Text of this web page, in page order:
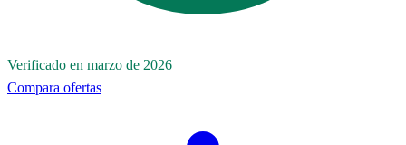
Verificado en marzo de 2026
Compara ofertas